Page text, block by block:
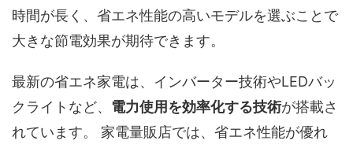
時間が長く、省エネ性能の高いモデルを選ぶことで
大きな節電効果が期待できます。
最新の省エネ家電は、インバーター技術やLEDバッ
クライトなど、 電力使用を効率化する技術が搭載さ
れています。 家電量販店では、省エネ性能が優れ